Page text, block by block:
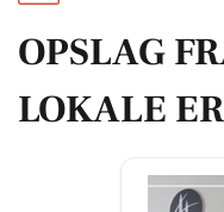
OPSLAG
LOKALE